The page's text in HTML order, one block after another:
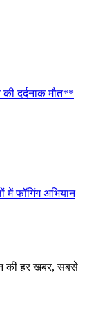
दर्दनाक मौत**
में फॉगिंग अभियान
की हर खबर, सबसे